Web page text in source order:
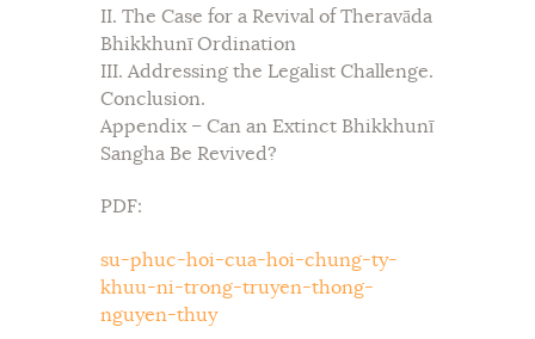
II. The Case for a Revival of Theravāda
Bhikkhunī Ordination
III. Addressing the Legalist Challenge.
Conclusion.
Appendix – Can an Extinct Bhikkhunī
Sangha Be Revived?
PDF:
su-phuc-hoi-cua-hoi-chung-ty-
khuu-ni-trong-truyen-thong-
nguyen-thuy